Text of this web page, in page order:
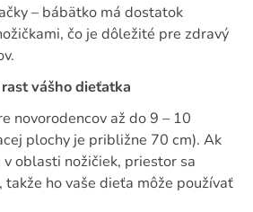
– bábätko má dostatok
čo je dôležité pre zdravý
vášho dieťatka
novorodencov až do 9 – 10
plochy je približne 70 cm). Ak
oblasti nožičiek, priestor sa
takže ho vaše dieťa môže používať